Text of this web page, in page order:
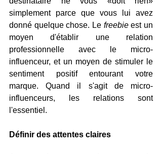
simplement parce que vous lui avez
donné quelque chose. Le freebie est un
moyen d'établir une relation
professionnelle avec le micro-
influenceur, et un moyen de stimuler le
sentiment positif entourant votre
marque. Quand il s'agit de micro-
influenceurs, les relations sont
l'essentiel.
Définir des attentes claires